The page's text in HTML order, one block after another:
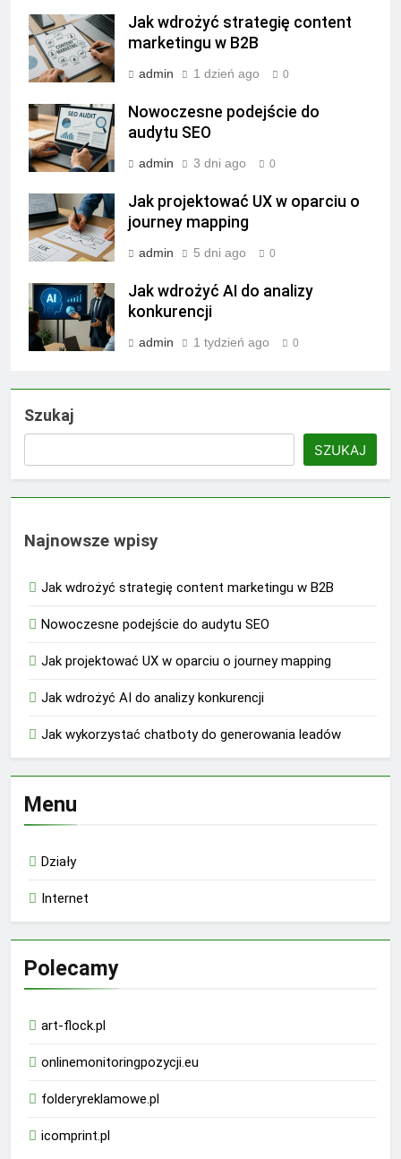
Jak wdrożyć strategię content
marketingu w B2B
admin 1 dzień ago 0
Nowoczesne podejście do
audytu SEO
admin 3 dni ago 0
Jak projektować UX w oparciu o
journey mapping
admin 5 dni ago 0
Jak wdrożyć AI do analizy
konkurencji
admin 1 tydzień ago 0
Szukaj
SZUKAJ
Najnowsze wpisy
Jak wdrożyć strategię content marketingu w B2B
Nowoczesne podejście do audytu SEO
Jak projektować UX w oparciu o journey mapping
Jak wdrożyć AI do analizy konkurencji
Jak wykorzystać chatboty do generowania leadów
Menu
Działy
Internet
Polecamy
art-flock.pl
onlinemonitoringpozycji.eu
folderyreklamowe.pl
icomprint.pl